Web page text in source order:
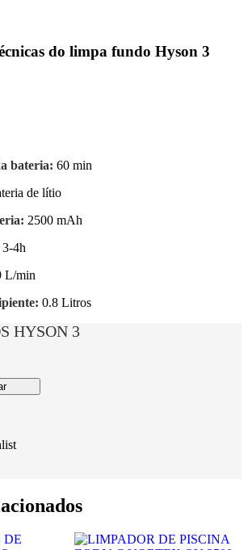
do limpa fundo Hyson 3
bateria: 60 min
de lítio
2500 mAh
3-4h
L/min
0.8 Litros
HYSON 3